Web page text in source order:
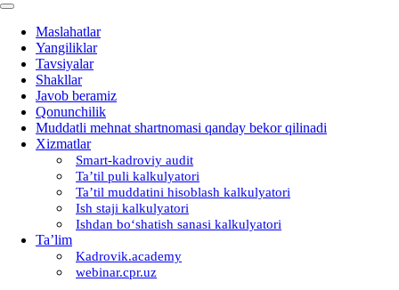
Maslahatlar
Yangiliklar
Tavsiyalar
Shakllar
Javob beramiz
Qonunchilik
Muddatli mehnat shartnomasi qanday bekor qilinadi
Xizmatlar
Smart-kadroviy audit
Ta’til puli kalkulyatori
Ta’til muddatini hisoblash kalkulyatori
Ish staji kalkulyatori
Ishdan boʻshatish sanasi kalkulyatori
Ta’lim
Kadrovik.academy
webinar.cpr.uz